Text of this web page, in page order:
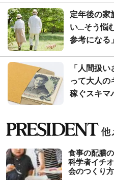
定年後の家
い...そう悩
参考になる
「人間扱
って大人の
稼ぐスキマ
食事の配膳
科学者イチ
会のつくり方